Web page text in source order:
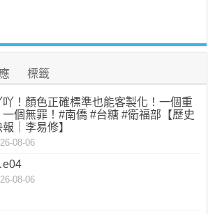
標籤
吖！顏色正確標準也能客製化！一個重
一個無罪！#南僑 #台糖 #衛福部【歷史
｜李易修】
08-06
08-06